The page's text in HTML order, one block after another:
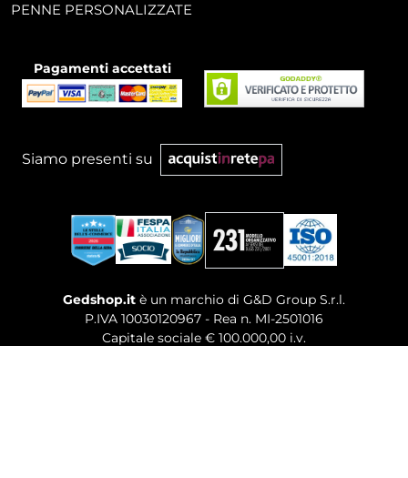
PENNE PERSONALIZZATE
Pagamenti accettati
Siamo presenti su
Gedshop.it è un marchio di G&D Group S.r.l.
P.IVA 10030120967 - Rea n. MI-2501016
Capitale sociale € 100.000,00 i.v.